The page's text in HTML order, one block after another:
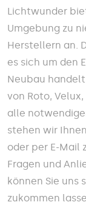
Lichtwunder
Umgebung zu
Herstellern an.
es sich um den
Neubau
von Roto,
alle
stehen wir
oder per E-Mail
Fragen und
können Sie uns
zukommen